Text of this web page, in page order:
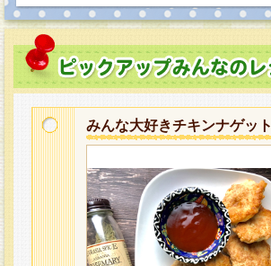
みんな大好きチキンナゲット